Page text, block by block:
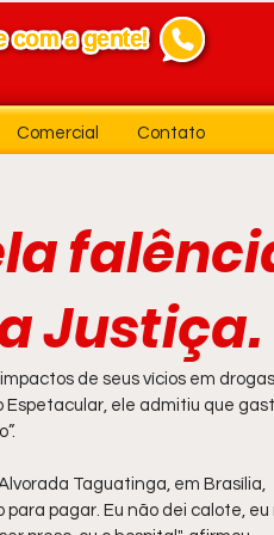
Comercial Contato
Justiça.
de seus vícios em
Espetacular, ele admitiu que
Taguatinga, em Brasília,
pagar. Eu não dei calote, eu